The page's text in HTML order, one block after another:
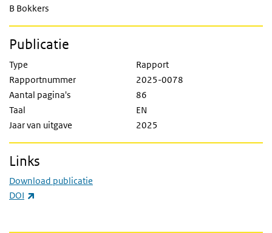
B Bokkers
Publicatie
Type
Rapport
Rapportnummer
2025-0078
Aantal pagina's
86
Taal
EN
Jaar van uitgave
2025
Links
Download publicatie
DOI